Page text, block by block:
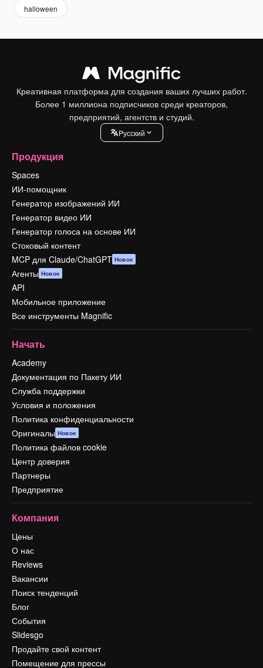
halloween
Креативная платформа для создания ваших лучших работ.
Более 1 миллиона подписчиков среди креаторов,
предприятий, агентств и студий.
Pусский
Продукция
Spaces
ИИ-помощник
Генератор изображений ИИ
Генератор видео ИИ
Генератор голоса на основе ИИ
Стоковый контент
MCP для Claude/ChatGPT Новое
Агенты Новое
API
Мобильное приложение
Все инструменты Magnific
Начать
Academy
Документация по Пакету ИИ
Служба поддержки
Условия и положения
Политика конфиденциальности
Оригиналы Новое
Политика файлов cookie
Центр доверия
Партнеры
Предприятие
Компания
Цены
О нас
Reviews
Вакансии
Поиск тенденций
Блог
События
Slidesgo
Продайте свой контент
Помещение для прессы